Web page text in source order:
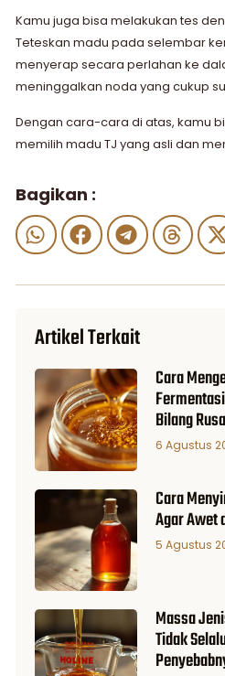
Kamu juga bisa melakukan tes
Teteskan madu pada selembar
menyerap secara perlahan ke
meninggalkan noda yang cukup
Dengan cara-cara di atas, kamu
memilih madu TJ yang asli dan
Bagikan :
Artikel Terkait
Cara
Bilang
6 Agustus
Cara
Agar Awet
5 Agustus
Massa
Tidak